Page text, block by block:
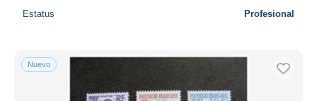
Estatus Profesional
Nuevo